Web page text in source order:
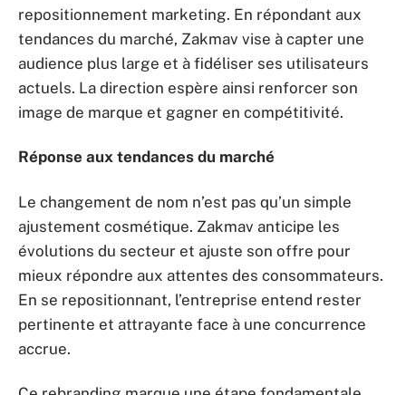
repositionnement marketing. En répondant aux
tendances du marché, Zakmav vise à capter une
audience plus large et à fidéliser ses utilisateurs
actuels. La direction espère ainsi renforcer son
image de marque et gagner en compétitivité.
Réponse aux tendances du marché
Le changement de nom n’est pas qu’un simple
ajustement cosmétique. Zakmav anticipe les
évolutions du secteur et ajuste son offre pour
mieux répondre aux attentes des consommateurs.
En se repositionnant, l’entreprise entend rester
pertinente et attrayante face à une concurrence
accrue.